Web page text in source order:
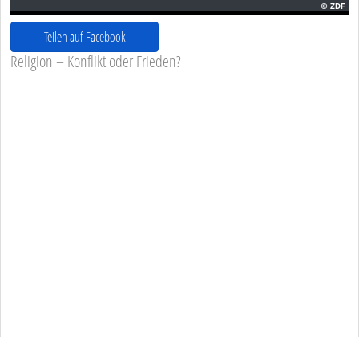
Teilen auf Facebook
Religion – Konflikt oder Frieden?